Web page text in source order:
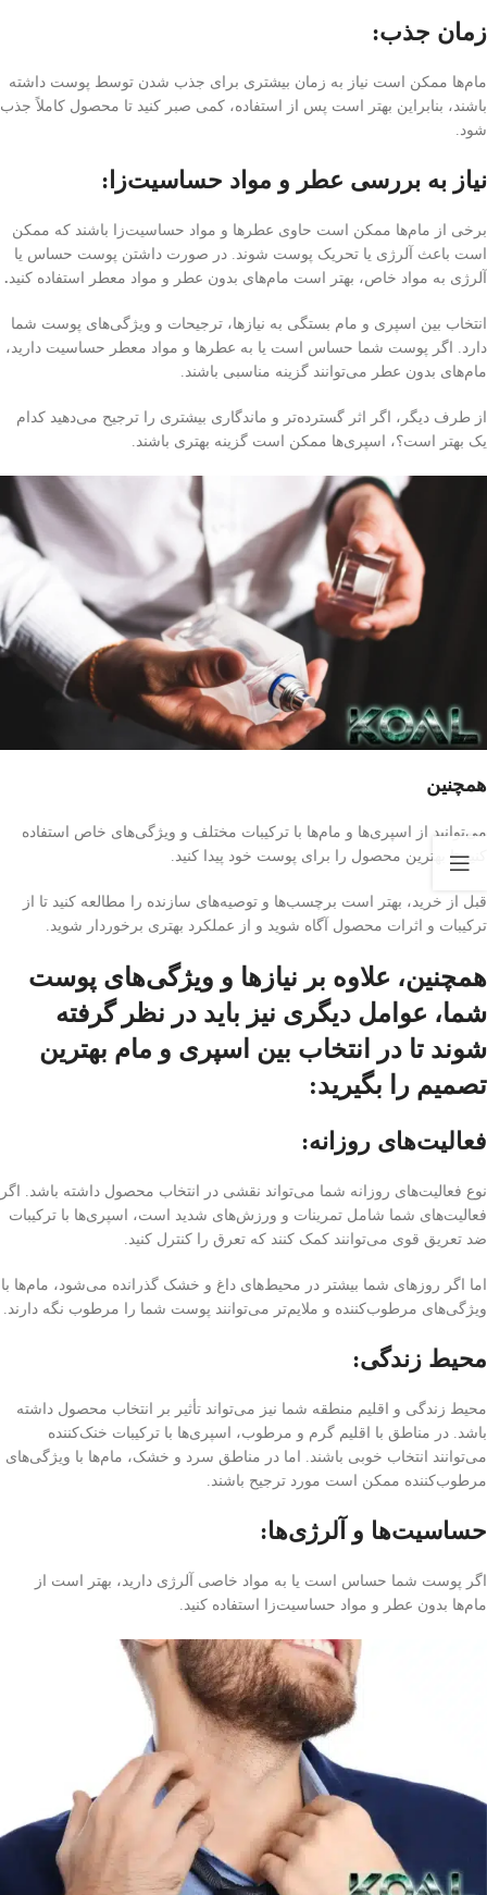
زمان جذب:
مام‌ها ممکن است نیاز به زمان بیشتری برای جذب شدن توسط پوست داشته
باشند، بنابراین بهتر است پس از استفاده، کمی صبر کنید تا محصول کاملاً جذب
شود.
نیاز به بررسی عطر و مواد حساسیت‌زا:
برخی از مام‌ها ممکن است حاوی عطرها و مواد حساسیت‌زا باشند که ممکن
است باعث آلرژی یا تحریک پوست شوند. در صورت داشتن پوست حساس یا
آلرژی به مواد خاص، بهتر است مام‌های بدون عطر و مواد معطر استفاده کنید.
انتخاب بین اسپری و مام بستگی به نیازها، ترجیحات و ویژگی‌های پوست شما
دارد. اگر پوست شما حساس است یا به عطرها و مواد معطر حساسیت دارید،
مام‌های بدون عطر می‌توانند گزینه مناسبی باشند.
از طرف دیگر، اگر اثر گسترده‌تر و ماندگاری بیشتری را ترجیح می‌دهید کدام
یک بهتر است؟، اسپری‌ها ممکن است گزینه بهتری باشند.
همچنین
می‌توانید از اسپری‌ها و مام‌ها با ترکیبات مختلف و ویژگی‌های خاص استفاده
کنید تا بهترین محصول را برای پوست خود پیدا کنید.
قبل از خرید، بهتر است برچسب‌ها و توصیه‌های سازنده را مطالعه کنید تا از
ترکیبات و اثرات محصول آگاه شوید و از عملکرد بهتری برخوردار شوید.
همچنین، علاوه بر نیازها و ویژگی‌های پوست
شما، عوامل دیگری نیز باید در نظر گرفته
شوند تا در انتخاب بین اسپری و مام بهترین
تصمیم را بگیرید:
فعالیت‌های روزانه:
نوع فعالیت‌های روزانه شما می‌تواند نقشی در انتخاب محصول داشته باشد. اگر
فعالیت‌های شما شامل تمرینات و ورزش‌های شدید است، اسپری‌ها با ترکیبات
ضد تعریق قوی می‌توانند کمک کنند که تعرق را کنترل کنید.
اما اگر روز‌های شما بیشتر در محیط‌های داغ و خشک گذرانده می‌شود، مام‌ها با
ویژگی‌های مرطوب‌کننده و ملایم‌تر می‌توانند پوست شما را مرطوب نگه دارند.
محیط زندگی:
محیط زندگی و اقلیم منطقه شما نیز می‌تواند تأثیر بر انتخاب محصول داشته
باشد. در مناطق با اقلیم گرم و مرطوب، اسپری‌ها با ترکیبات خنک‌کننده
می‌توانند انتخاب خوبی باشند. اما در مناطق سرد و خشک، مام‌ها با ویژگی‌های
مرطوب‌کننده ممکن است مورد ترجیح باشند.
حساسیت‌ها و آلرژی‌ها:
اگر پوست شما حساس است یا به مواد خاصی آلرژی دارید، بهتر است از
مام‌ها بدون عطر و مواد حساسیت‌زا استفاده کنید.